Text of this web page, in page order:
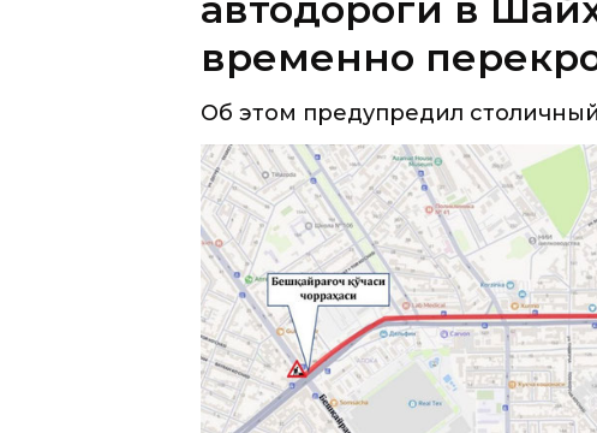
Об этом предупредил